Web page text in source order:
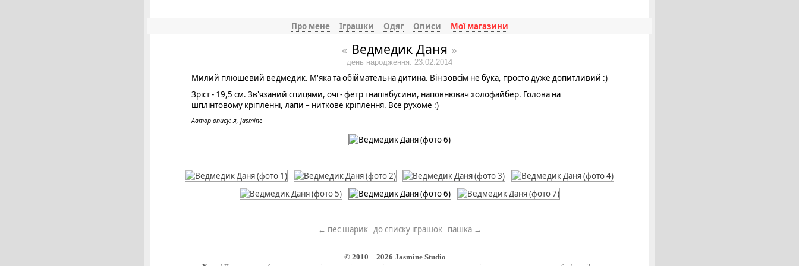
Про мене Іграшки Одяг Описи Мої магазини
« Ведмедик Даня »
день народження: 23.02.2014
Милий плюшевий ведмедик. М'яка та обіймательна дитина. Він зовсім не бука, просто дуже допитливий :)
Зріст - 19,5 см. Зв'язаний спицями, очі - фетр і напівбусини, наповнювач холофайбер. Голова на
шплінтовому кріпленні, лапи – ниткове кріплення. Все рухоме :)
Автор опису: я, jasmine
← пес шарик до списку іграшок пашка→
© 2010 – 2026 Jasmine Studio